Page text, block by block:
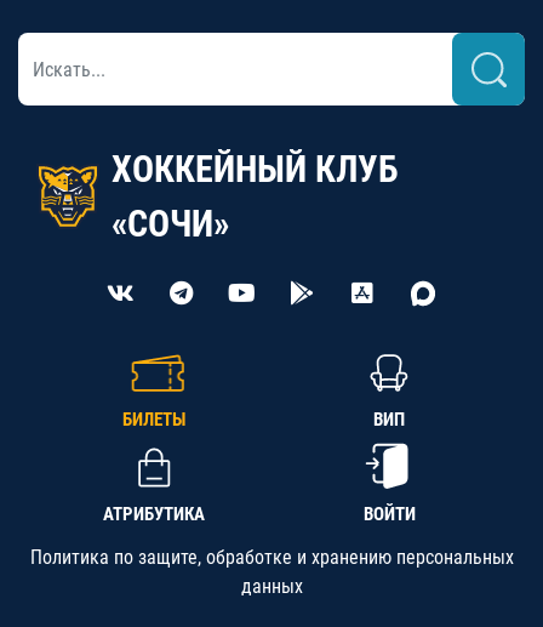
ХОККЕЙНЫЙ КЛУБ
«СОЧИ»
БИЛЕТЫ ВИП
АТРИБУТИКА ВОЙТИ
Политика по защите, обработке и хранению персональных
данных